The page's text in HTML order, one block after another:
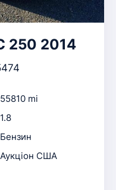
250 2014
55810 mi
1.8
Бензин
Аукціон США